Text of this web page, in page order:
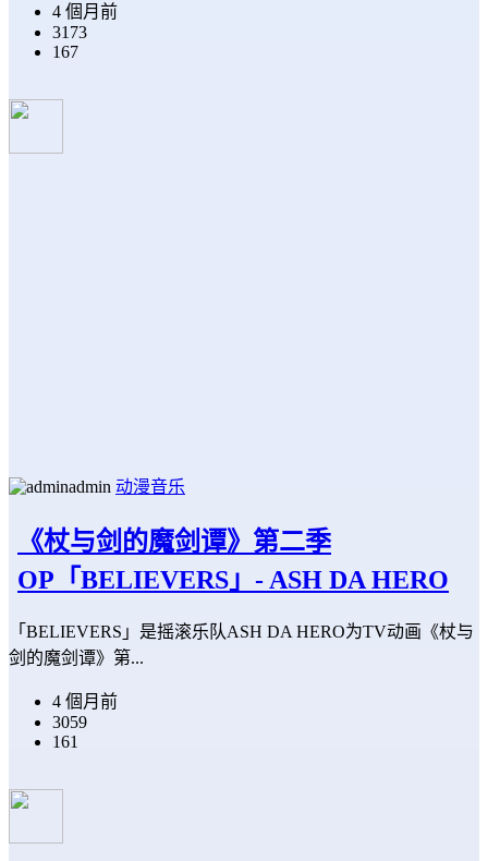
4 個月前
3173
167
admin 动漫音乐
《杖与剑的魔剑谭》第二季
OP「BELIEVERS」- ASH DA HERO
「BELIEVERS」是摇滚乐队ASH DA HERO为TV动画《杖与
剑的魔剑谭》第...
4 個月前
3059
161